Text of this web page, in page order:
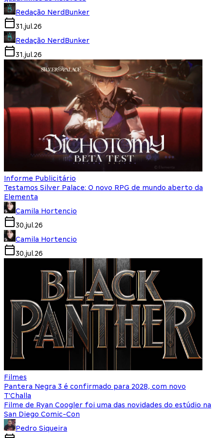
Redação NerdBunker
31.jul.26
Redação NerdBunker
31.jul.26
Informe Publicitário
Testamos Silver Palace: O novo RPG de mundo aberto da
Elementa
Camila Hortencio
30.jul.26
Camila Hortencio
30.jul.26
Filmes
Pantera Negra 3 é confirmado para 2028, com novo
T'Challa
Filme de Ryan Coogler foi uma das novidades do estúdio na
San Diego Comic-Con
Pedro Siqueira